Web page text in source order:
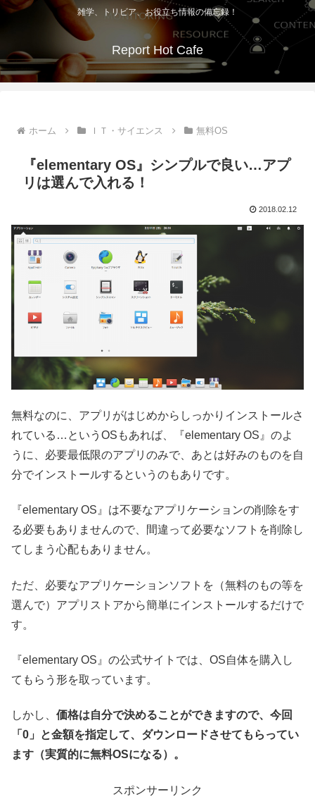
雑学、トリビア、お役立ち情報の備忘録！
Report Hot Cafe
ホーム ＩＴ・サイエンス 無料OS
『elementary OS』シンプルで良い…アプ
リは選んで入れる！
2018.02.12
無料なのに、アプリがはじめからしっかりインストールさ
れている…というOSもあれば、『elementary OS』のよ
うに、必要最低限のアプリのみで、あとは好みのものを自
分でインストールするというのもありです。
『elementary OS』は不要なアプリケーションの削除をす
る必要もありませんので、間違って必要なソフトを削除し
てしまう心配もありません。
ただ、必要なアプリケーションソフトを（無料のもの等を
選んで）アプリストアから簡単にインストールするだけで
す。
『elementary OS』の公式サイトでは、OS自体を購入し
てもらう形を取っています。
しかし、 価格は自分で決めることができますので、今回
「0」と金額を指定して、ダウンロードさせてもらってい
ます（実質的に無料OSになる）。
スポンサーリンク